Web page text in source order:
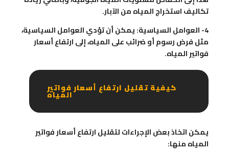
تكاليف استخراج المياه من الآبار.
4- العوامل السياسية: يمكن أن تؤدي العوامل السياسية،
مثل فرض رسوم أو ضرائب على المياه، إلى ارتفاع أسعار
فواتير المياه.
كيفية تقليل ارتفاع أسعار فواتير
المياه
يمكن اتخاذ بعض الإجراءات لتقليل ارتفاع أسعار فواتير
المياه منها: